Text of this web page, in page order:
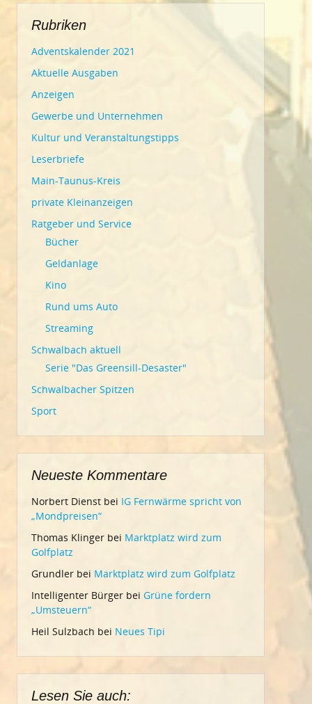
Rubriken
Adventskalender 2021
Aktuelle Ausgaben
Anzeigen
Gewerbe und Unternehmen
Kultur und Veranstaltungstipps
Leserbriefe
Main-Taunus-Kreis
private Kleinanzeigen
Ratgeber und Service
Bücher
Geldanlage
Kino
Rund ums Auto
Streaming
Schwalbach aktuell
Serie "Das Greensill-Desaster"
Schwalbacher Spitzen
Sport
Neueste Kommentare
Norbert Dienst bei IG Fernwärme spricht von
„Mondpreisen“
Thomas Klinger bei Marktplatz wird zum
Golfplatz
Grundler bei Marktplatz wird zum Golfplatz
Intelligenter Bürger bei Grüne fordern
„Umsteuern“
Heil Sulzbach bei Neues Tipi
Lesen Sie auch: